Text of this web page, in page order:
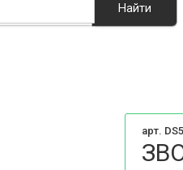
Найти
арт.